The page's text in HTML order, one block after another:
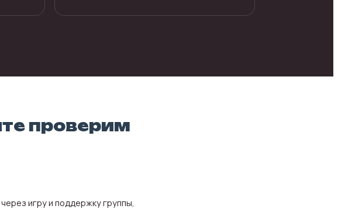
проверим
игру и поддержку группы,